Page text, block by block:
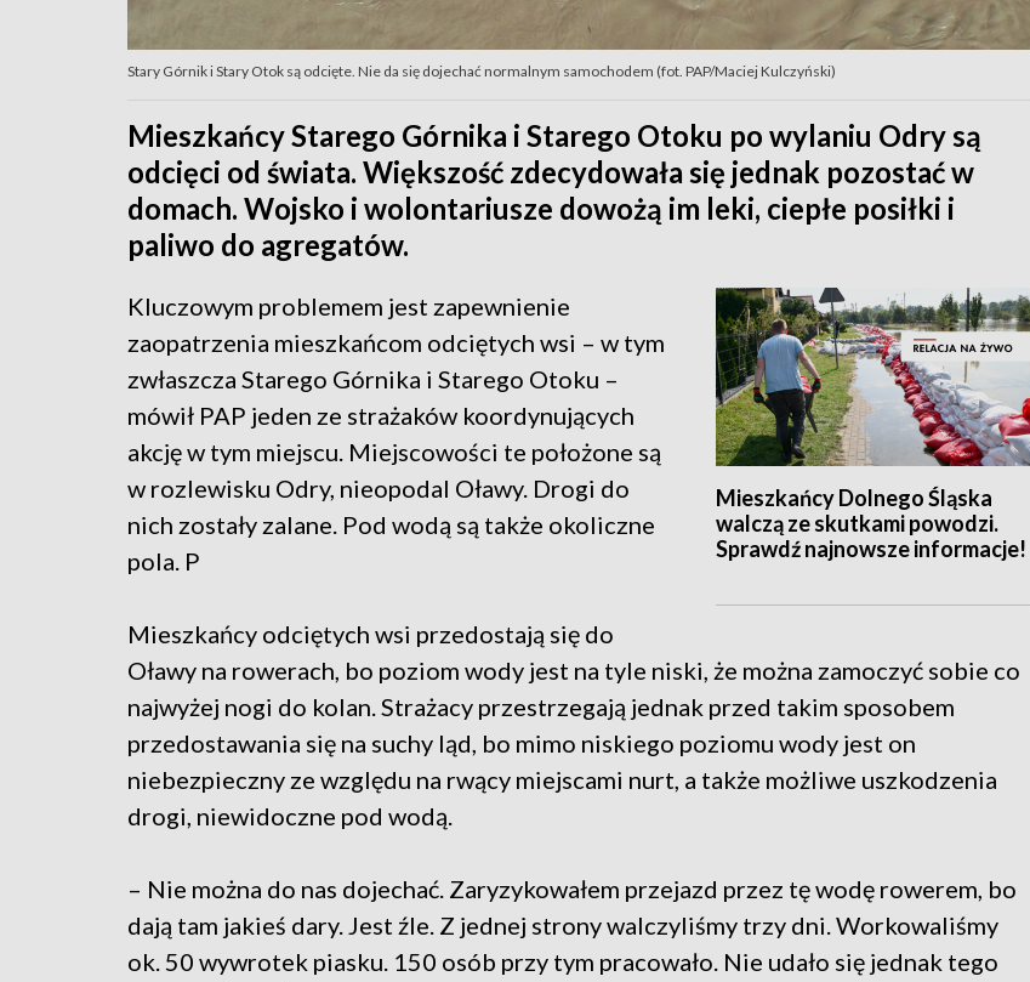
Stary Górnik i Stary Otok są odcięte. Nie da się dojechać normalnym samochodem (fot. PAP/Maciej Kulczyński)
Mieszkańcy Starego Górnika i Starego Otoku po wylaniu Odry są
odcięci od świata. Większość zdecydowała się jednak pozostać w
domach. Wojsko i wolontariusze dowożą im leki, ciepłe posiłki i
paliwo do agregatów.
Mieszkańcy Dolnego Śląska
walczą ze skutkami powodzi.
Sprawdź najnowsze informacje!
Kluczowym problemem jest zapewnienie
zaopatrzenia mieszkańcom odciętych wsi – w tym
zwłaszcza Starego Górnika i Starego Otoku –
mówił PAP jeden ze strażaków koordynujących
akcję w tym miejscu. Miejscowości te położone są
w rozlewisku Odry, nieopodal Oławy. Drogi do
nich zostały zalane. Pod wodą są także okoliczne
pola. P
Mieszkańcy odciętych wsi przedostają się do
Oławy na rowerach, bo poziom wody jest na tyle niski, że można zamoczyć sobie co
najwyżej nogi do kolan. Strażacy przestrzegają jednak przed takim sposobem
przedostawania się na suchy ląd, bo mimo niskiego poziomu wody jest on
niebezpieczny ze względu na rwący miejscami nurt, a także możliwe uszkodzenia
drogi, niewidoczne pod wodą.
– Nie można do nas dojechać. Zaryzykowałem przejazd przez tę wodę rowerem, bo
dają tam jakieś dary. Jest źle. Z jednej strony walczyliśmy trzy dni. Workowaliśmy
ok. 50 wywrotek piasku. 150 osób przy tym pracowało. Nie udało się jednak tego